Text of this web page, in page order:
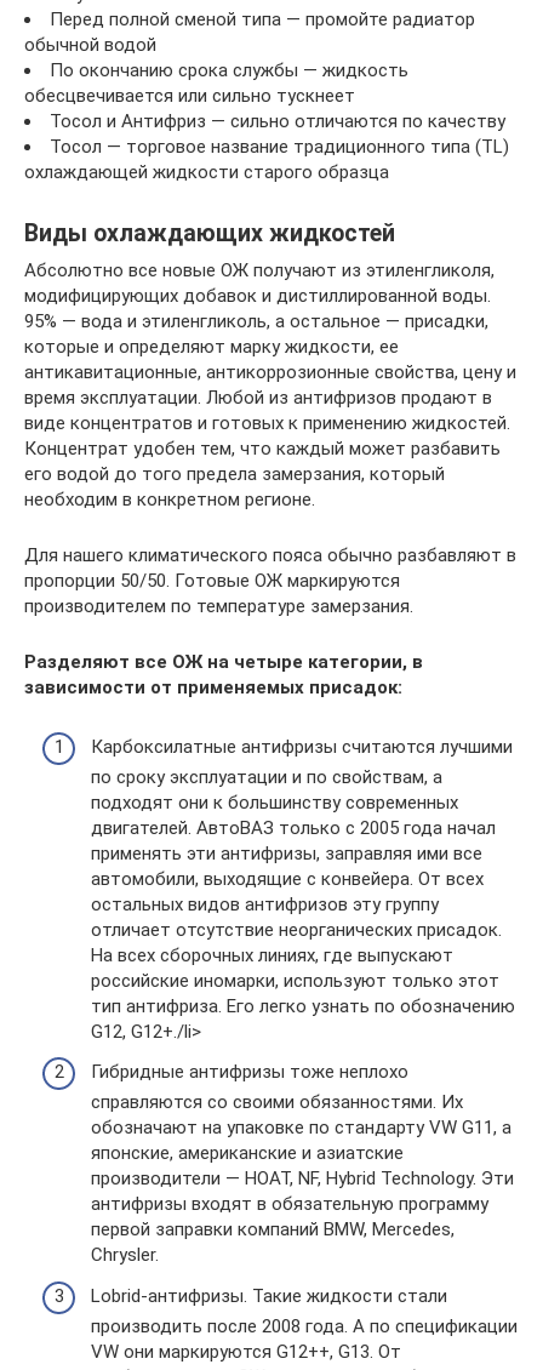
Перед полной сменой типа — промойте радиатор
обычной водой
По окончанию срока службы — жидкость
обесцвечивается или сильно тускнеет
Тосол и Антифриз — сильно отличаются по качеству
Тосол — торговое название традиционного типа (TL)
охлаждающей жидкости старого образца
Виды охлаждающих жидкостей
Абсолютно все новые ОЖ получают из этиленгликоля,
модифицирующих добавок и дистиллированной воды.
95% — вода и этиленгликоль, а остальное — присадки,
которые и определяют марку жидкости, ее
антикавитационные, антикоррозионные свойства, цену и
время эксплуатации. Любой из антифризов продают в
виде концентратов и готовых к применению жидкостей.
Концентрат удобен тем, что каждый может разбавить
его водой до того предела замерзания, который
необходим в конкретном регионе.
Для нашего климатического пояса обычно разбавляют в
пропорции 50/50. Готовые ОЖ маркируются
производителем по температуре замерзания.
Разделяют все ОЖ на четыре категории, в
зависимости от применяемых присадок:
Карбоксилатные антифризы считаются лучшими
по сроку эксплуатации и по свойствам, а
подходят они к большинству современных
двигателей. АвтоВАЗ только с 2005 года начал
применять эти антифризы, заправляя ими все
автомобили, выходящие с конвейера. От всех
остальных видов антифризов эту группу
отличает отсутствие неорганических присадок.
На всех сборочных линиях, где выпускают
российские иномарки, используют только этот
тип антифриза. Его легко узнать по обозначению
G12, G12+./li>
Гибридные антифризы тоже неплохо
справляются со своими обязанностями. Их
обозначают на упаковке по стандарту VW G11, а
японские, американские и азиатские
производители — HOAT, NF, Hybrid Technology. Эти
антифризы входят в обязательную программу
первой заправки компаний BMW, Mercedes,
Chrysler.
Lobrid-антифризы. Такие жидкости стали
производить после 2008 года. А по спецификации
VW они маркируются G12++, G13. От